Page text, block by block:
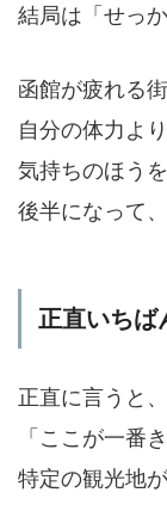
結局は「せっ
函館が疲れる
自分の体力より
気持ちのほう
後半になって
正直いちば
正直に言うと、
「ここが一番
特定の観光地